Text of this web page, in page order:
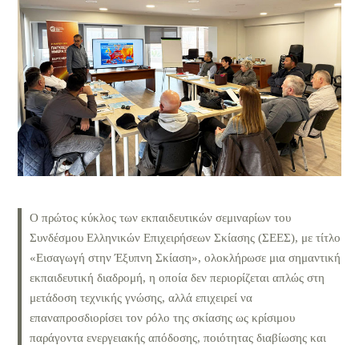
Ο πρώτος κύκλος των εκπαιδευτικών σεμιναρίων του
Συνδέσμου Ελληνικών Επιχειρήσεων Σκίασης (ΣΕΕΣ), με τίτλο
«Εισαγωγή στην Έξυπνη Σκίαση», ολοκλήρωσε μια σημαντική
εκπαιδευτική διαδρομή, η οποία δεν περιορίζεται απλώς στη
μετάδοση τεχνικής γνώσης, αλλά επιχειρεί να
επαναπροσδιορίσει τον ρόλο της σκίασης ως κρίσιμου
παράγοντα ενεργειακής απόδοσης, ποιότητας διαβίωσης και